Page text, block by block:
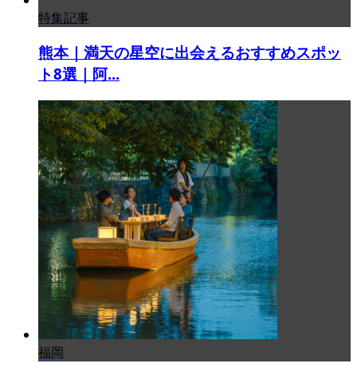
特集記事
熊本｜満天の星空に出会えるおすすめスポッ
ト8選｜阿...
福岡